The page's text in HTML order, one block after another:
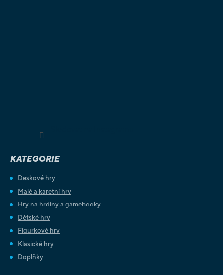
KATEGORIE
Deskové hry
Malé a karetní hry
Hry na hrdiny a gamebooky
Dětské hry
Figurkové hry
Klasické hry
Doplňky